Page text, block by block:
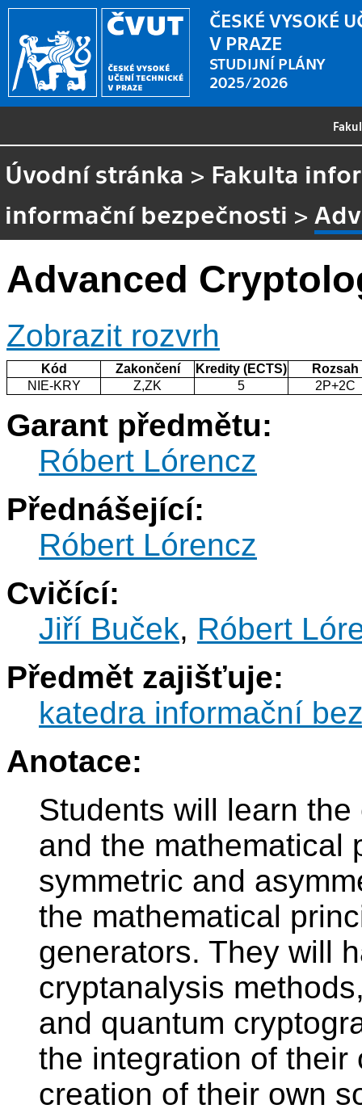
ČESKÉ VYSOKÉ
V PRAZE
STUDIJNÍ PLÁNY
2025/2026
Úvodní stránka > Fakulta
informační bezpečnosti >
Advanced
Zobrazit rozvrh
Kód Zakončení Kredity (ECTS)
Rozsah
NIE-KRY
Z,ZK 5 2P+2C
Garant předmětu:
Róbert Lórencz
Přednášející:
Róbert Lórencz
Cvičící:
Jiří Buček, Róbert
Předmět zajišťuje:
katedra informační
Anotace:
Students will learn
and the mathematical
symmetric and
the mathematical
generators. They will
cryptanalysis
and quantum
the integration of their
creation of their own